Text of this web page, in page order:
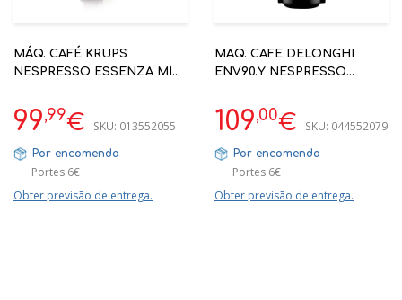
MÁQ. CAFÉ KRUPS
NESPRESSO ESSENZA MINI
99,99€ SKU: 013552055
Por encomenda
Portes 6€
Obter previsão de entrega.
MAQ. CAFE DELONGHI
ENV90.Y NESPRESSO
109,00€ SKU: 044552079
Por encomenda
Portes 6€
Obter previsão de entrega.